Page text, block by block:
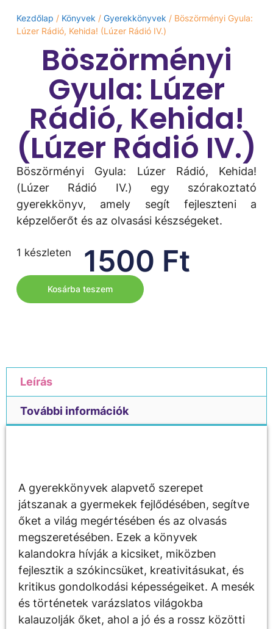
Kezdőlap / Könyvek / Gyerekkönyvek / Böszörményi Gyula:
Lúzer Rádió, Kehida! (Lúzer Rádió IV.)
Böszörményi
Gyula: Lúzer
Rádió, Kehida!
(Lúzer Rádió IV.)
Böszörményi Gyula: Lúzer Rádió, Kehida!
(Lúzer Rádió IV.) egy szórakoztató
gyerekkönyv, amely segít fejleszteni a
képzelőerőt és az olvasási készségeket.
1500 Ft
1 készleten
Kosárba teszem
Leírás
További információk
A gyerekkönyvek alapvető szerepet
játszanak a gyermekek fejlődésében, segítve
őket a világ megértésében és az olvasás
megszeretésében. Ezek a könyvek
kalandokra hívják a kicsiket, miközben
fejlesztik a szókincsüket, kreativitásukat, és
kritikus gondolkodási képességeiket. A mesék
és történetek varázslatos világokba
kalauzolják őket, ahol a jó és a rossz közötti